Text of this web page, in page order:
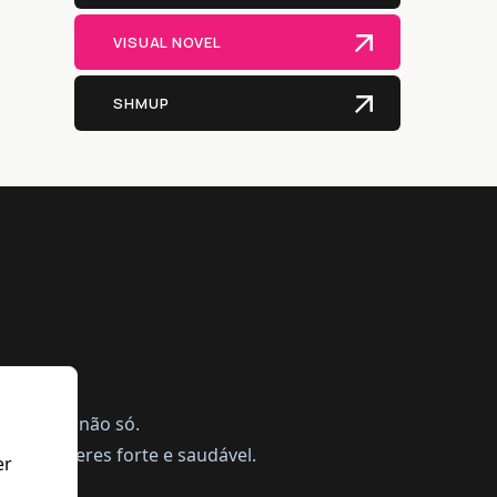
VISUAL NOVEL
SHMUP
mas não só.
te manteres forte e saudável.